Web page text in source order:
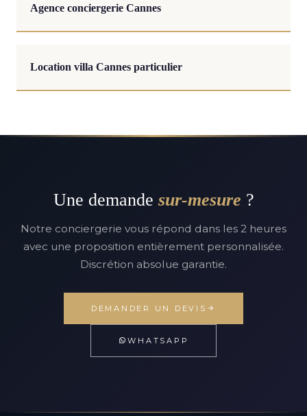
Agence conciergerie Cannes
Location villa Cannes particulier
Une demande sur-mesure ?
Notre conciergerie vous répond dans les 2 heures
avec une proposition entièrement personnalisée.
Discrétion absolue garantie.
DEMANDER UN DEVIS
WHATSAPP